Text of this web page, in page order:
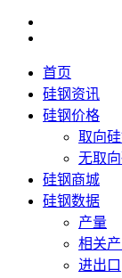
首页
硅钢资讯
硅钢价格
取向
无取
硅钢商城
硅钢数据
产量
相关
进出口